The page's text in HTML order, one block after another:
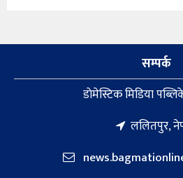
सम्पर्क
डाेमेस्टिक मिडिया
ललितपुर,